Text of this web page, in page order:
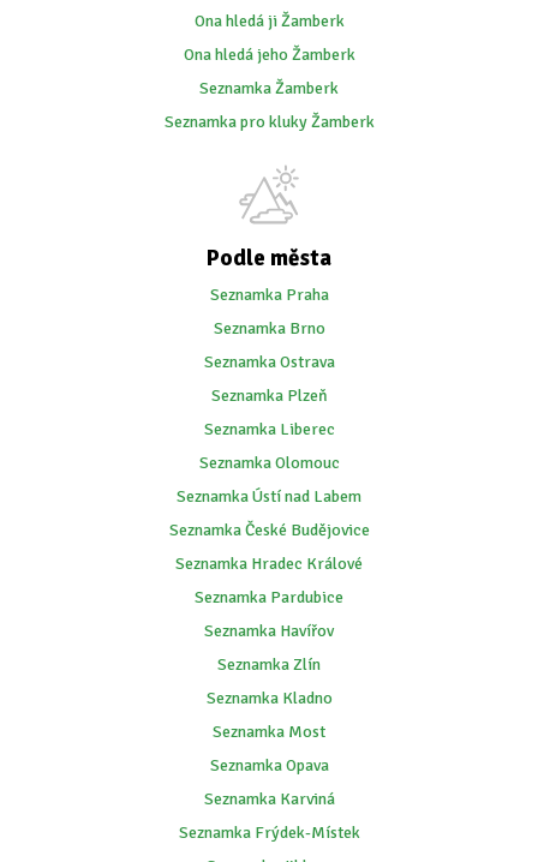
Ona hledá ji Žamberk
Ona hledá jeho Žamberk
Seznamka Žamberk
Seznamka pro kluky Žamberk
Podle města
Seznamka Praha
Seznamka Brno
Seznamka Ostrava
Seznamka Plzeň
Seznamka Liberec
Seznamka Olomouc
Seznamka Ústí nad Labem
Seznamka České Budějovice
Seznamka Hradec Králové
Seznamka Pardubice
Seznamka Havířov
Seznamka Zlín
Seznamka Kladno
Seznamka Most
Seznamka Opava
Seznamka Karviná
Seznamka Frýdek-Místek